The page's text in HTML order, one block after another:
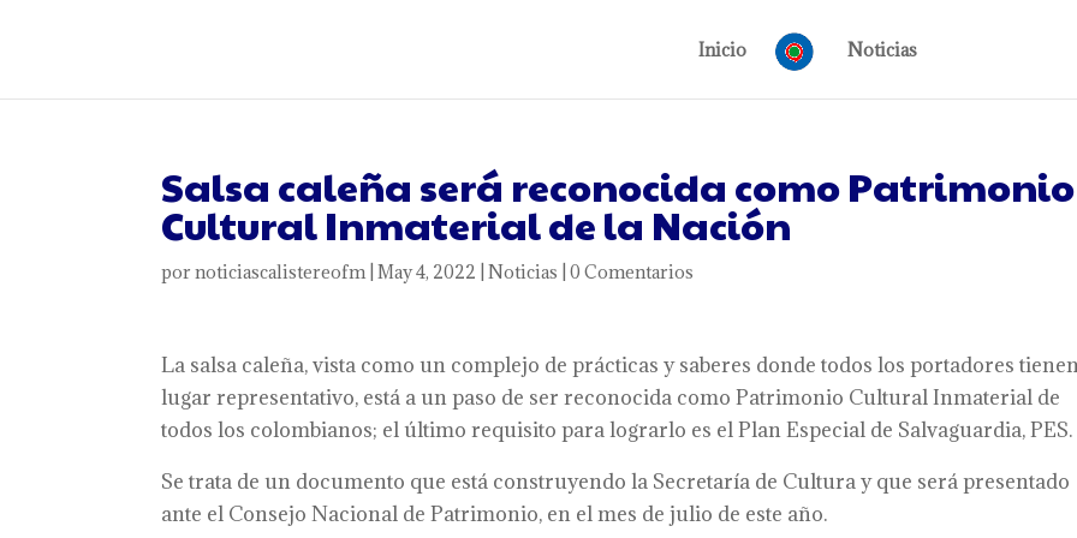
Inicio Noticias
Salsa caleña será reconocida como Patrimonio
Cultural Inmaterial de la Nación
pornoticiascalistereofm|May 4, 2022 |Noticias |0 Comentarios
La salsa caleña, vista como un complejo de prácticas y saberes donde todos los portadores
lugar representativo, está a un paso de ser reconocida como Patrimonio Cultural Inmaterial de
todos los colombianos; el último requisito para lograrlo es el Plan Especial de Salvaguardia, PES.
Se trata de un documento que está construyendo la Secretaría de Cultura y que será presentado
ante el Consejo Nacional de Patrimonio, en el mes de julio de este año.